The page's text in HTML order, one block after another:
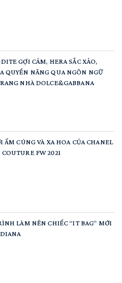
GỢI CẢM, HERA SẮC XẢO,
QUYỀN NĂNG QUA NGÔN NGỮ
NHÀ DOLCE&GABBANA
ẤM CÚNG VÀ XA HOA CỦA CHANEL
FW 2021
LÀM NÊN CHIẾC “IT BAG” MỚI